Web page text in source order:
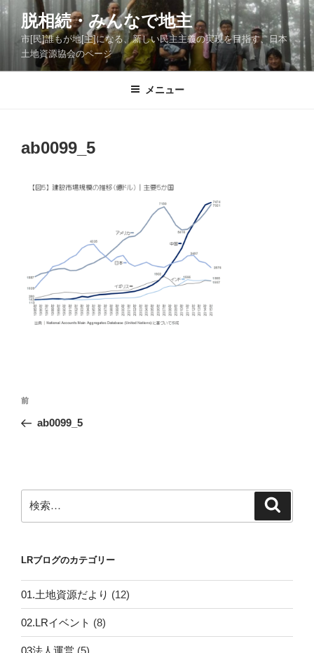
コ
ツ
脱相続・みんなで地主
市[民]誰もが地[主]になる、新しい民主主義の実現を目指す、日本
土地資源協会のページ
メニュー
ab0099_5
投
ナ
ー
シ
前
の
前
ab0099_5
索:
LRブログのカテゴリー
01.土地資源だより (12)
02.LRイベント (8)
03法人運営 (5)